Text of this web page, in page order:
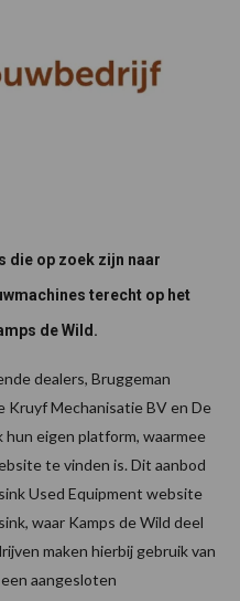
die op zoek zijn naar
terecht op het
de Wild.
dealers, Bruggeman
Kruyf Mechanisatie BV en De
eigen platform, waarmee
te vinden is. Dit aanbod
Used Equipment website
waar Kamps de Wild deel
maken hierbij gebruik van
aangesloten